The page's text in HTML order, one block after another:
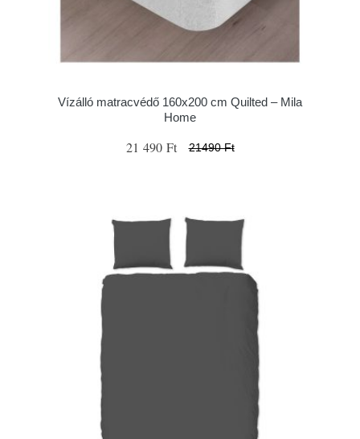
Vízálló matracvédő 160x200 cm Quilted – Mila
Home
21 490 Ft 21490 Ft